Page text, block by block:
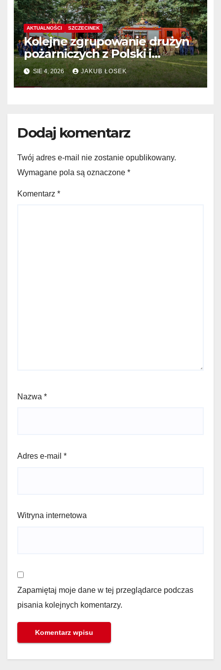
AKTUALNOŚCI SZCZECINEK
Kolejne zgrupowanie drużyn
pożarniczych z Polski i
Niemiec w regionie
SIE 4, 2026 JAKUB ŁOSEK
Dodaj komentarz
Twój adres e-mail nie zostanie opublikowany.
Wymagane pola są oznaczone *
Komentarz *
Nazwa *
Adres e-mail *
Witryna internetowa
Zapamiętaj moje dane w tej przeglądarce podczas
pisania kolejnych komentarzy.